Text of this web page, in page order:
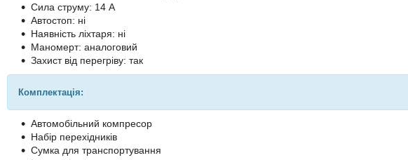
Сила струму: 14 А
Автостоп: ні
Наявність ліхтаря: ні
Маномерт: аналоговий
Захист від перегріву: так
Комплектація:
Автомобільний компресор
Набір перехідників
Сумка для транспортування